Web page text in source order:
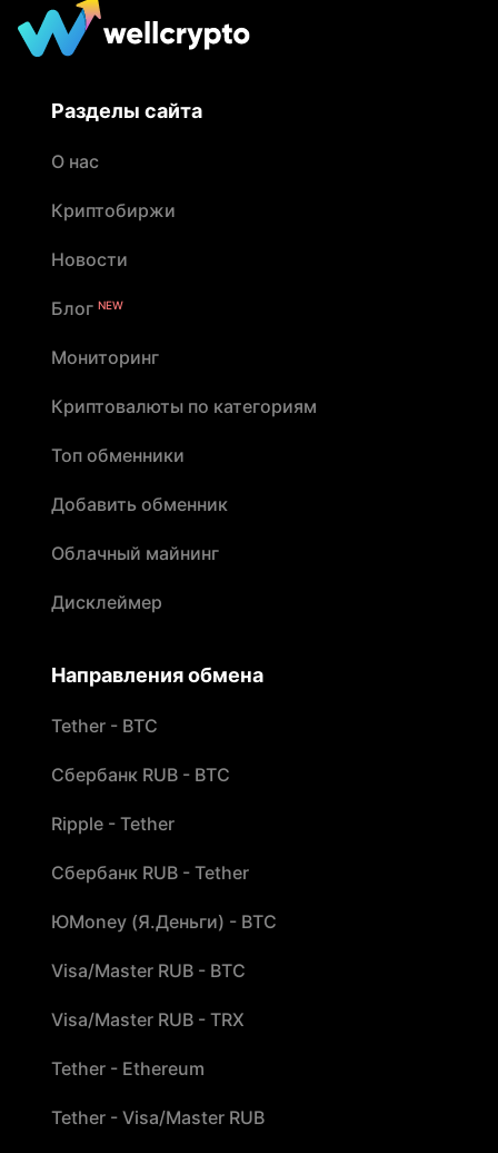
Разделы сайта
О нас
Криптобиржи
Новости
Блог NEW
Мониторинг
Криптовалюты по категориям
Топ обменники
Добавить обменник
Облачный майнинг
Дисклеймер
Направления обмена
Tether - BTC
Сбербанк RUB - BTC
Ripple - Tether
Сбербанк RUB - Tether
ЮMoney (Я.Деньги) - BTC
Visa/Master RUB - BTC
Visa/Master RUB - TRX
Tether - Ethereum
Tether - Visa/Master RUB